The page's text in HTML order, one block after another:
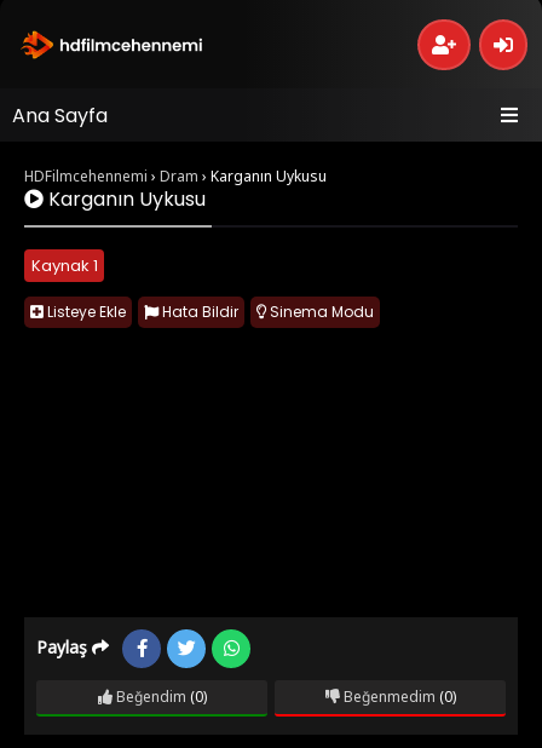
Ana Sayfa
HDFilmcehennemi › Dram › Karganın Uykusu
Karganın Uykusu
Kaynak 1
Listeye Ekle Hata Bildir Sinema Modu
Paylaş
Beğendim (0) Beğenmedim (0)